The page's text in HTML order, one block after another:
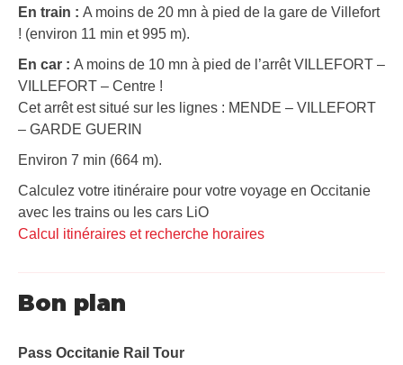
En train : A moins de 20 mn à pied de la gare de Villefort
! (environ 11 min et 995 m).
En car : A moins de 10 mn à pied de l’arrêt VILLEFORT –
VILLEFORT – Centre !
Cet arrêt est situé sur les lignes : MENDE – VILLEFORT
– GARDE GUERIN
Environ 7 min (664 m).
Calculez votre itinéraire pour votre voyage en Occitanie
avec les trains ou les cars LiO
Calcul itinéraires et recherche horaires
Bon plan
Pass Occitanie Rail Tour​